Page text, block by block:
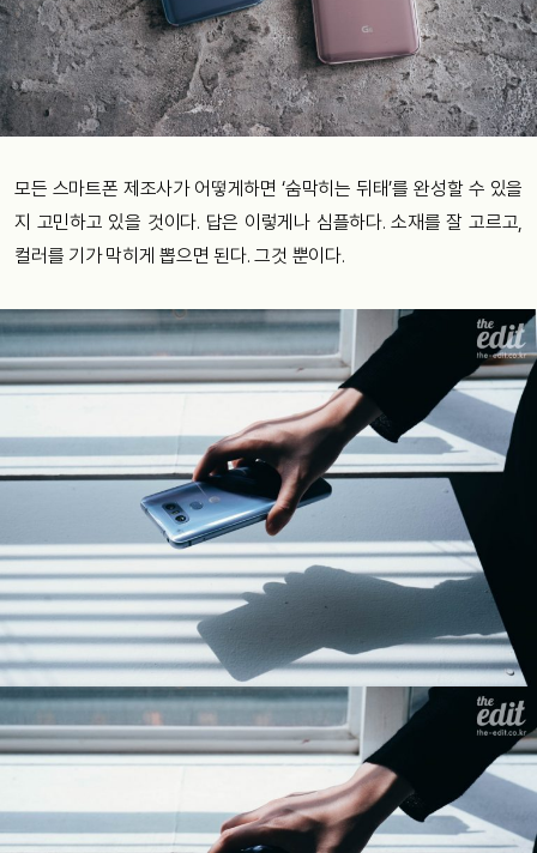
모든 스마트폰 제조사가 어떻게하면 ‘숨막히는 뒤태’를 완성할 수 있을
지 고민하고 있을 것이다. 답은 이렇게나 심플하다. 소재를 잘 고르고,
컬러를 기가 막히게 뽑으면 된다. 그것 뿐이다.